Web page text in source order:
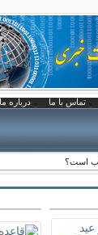
تماس با ما درباره ما
است؟